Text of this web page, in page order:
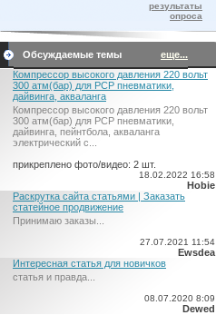
результаты
опроса
Обсуждаемые темы
еще...
Компрессор высокого давления 220 вольт
300 атм(бар) для PCP пневматики,
дайвинга, акваланга
Компрессор высокого давления 220 вольт
300 атм(бар) для PCP пневматики,
дайвинга, пейнтбола, акваланга
электрический c...
прикреплено фото/видео: 2 шт.
18.02.2022 16:58
Hobie
Раскрутка сайта статьями | Заказать
статейное продвижение
Принимаю заказы...
27.07.2021 11:54
Ewsdea
Интересная статья для новичков
статья и правда...
08.07.2020 8:09
Dewed